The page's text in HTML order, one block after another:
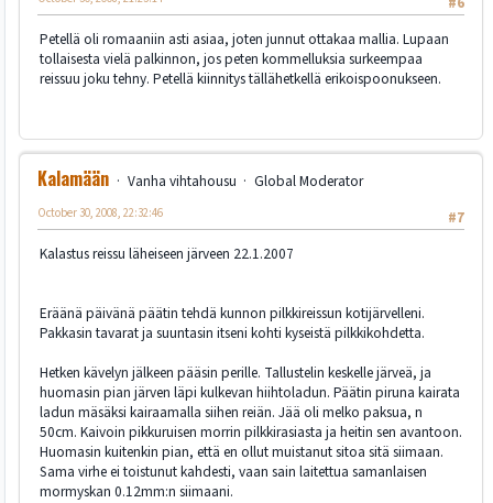
Petellä oli romaaniin asti asiaa, joten junnut ottakaa mallia. Lupaan
tollaisesta vielä palkinnon, jos peten kommelluksia surkeempaa
reissuu joku tehny. Petellä kiinnitys tällähetkellä erikoispoonukseen.
Kalamään Vanha vihtahousu
Global Moderator
#7
October 30, 2008, 22:32:46
Kalastus reissu läheiseen järveen 22.1.2007
Eräänä päivänä päätin tehdä kunnon pilkkireissun kotijärvelleni.
Pakkasin tavarat ja suuntasin itseni kohti kyseistä pilkkikohdetta.
Hetken kävelyn jälkeen pääsin perille. Tallustelin keskelle järveä, ja
huomasin pian järven läpi kulkevan hiihtoladun. Päätin piruna kairata
ladun mäsäksi kairaamalla siihen reiän. Jää oli melko paksua, n
50cm. Kaivoin pikkuruisen morrin pilkkirasiasta ja heitin sen avantoon.
Huomasin kuitenkin pian, että en ollut muistanut sitoa sitä siimaan.
Sama virhe ei toistunut kahdesti, vaan sain laitettua samanlaisen
mormyskan 0.12mm:n siimaani.